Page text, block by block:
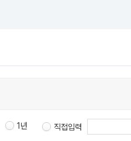
1년 직접입력